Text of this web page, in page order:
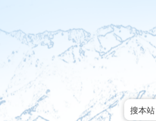
搜本站